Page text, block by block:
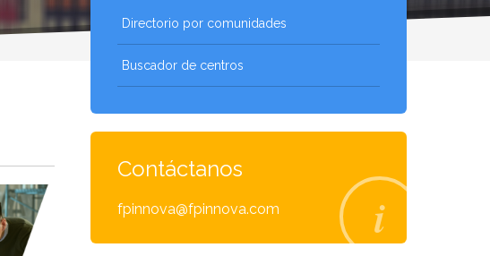
Directorio por comunidades
Buscador de centros
Contáctanos
fpinnova@fpinnova.com